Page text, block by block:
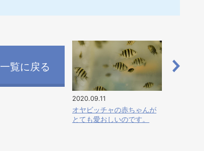
2020.09.11
オヤビッチャの赤ちゃんが
とても愛おしいのです。
一覧に戻る